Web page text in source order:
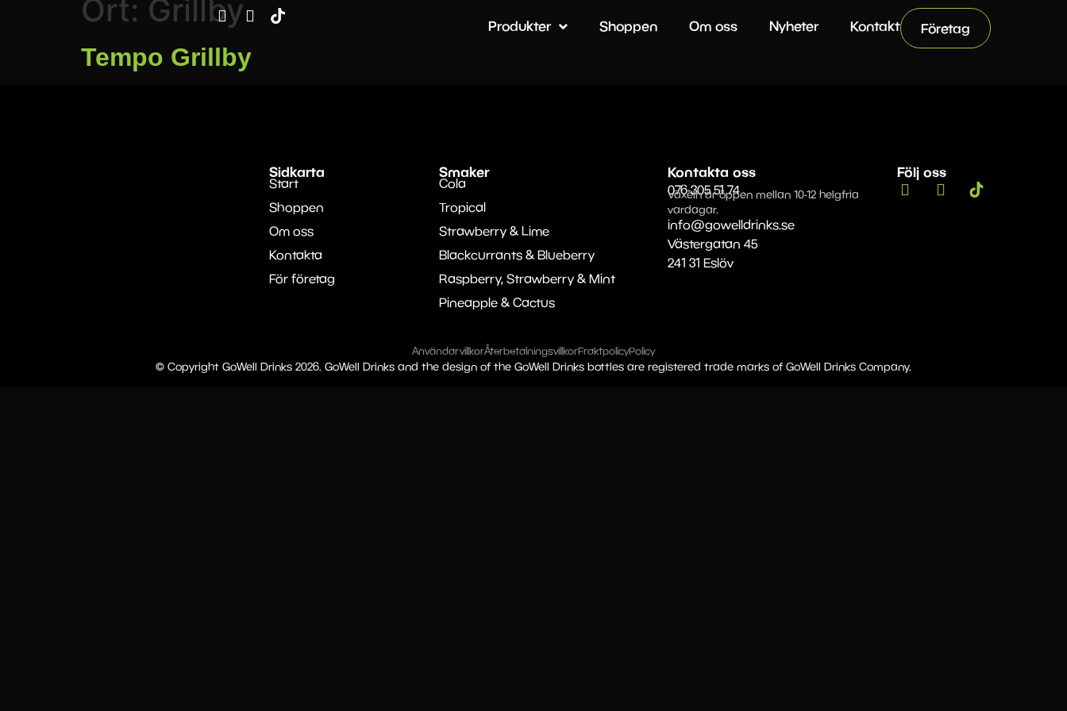
Produkter Shoppen Om oss Nyheter Kontakt Företag
Ort: Grillby
Tempo Grillby
Sidkarta
Start
Shoppen
Om oss
Kontakta
För företag
Smaker
Cola
Tropical
Strawberry & Lime
Blackcurrants & Blueberry
Raspberry, Strawberry & Mint
Pineapple & Cactus
Kontakta oss
076-305 51 74
Växeln är öppen mellan 10-12 helgfria
vardagar.
info@gowelldrinks.se
Västergatan 45
241 31 Eslöv
Följ oss
AnvändarvillkorÅterbetalningsvillkorFraktpolicyPolicy
© Copyright GoWell Drinks 2026. GoWell Drinks and the design of the GoWell Drinks bottles are registered trade marks of GoWell Drinks Company.